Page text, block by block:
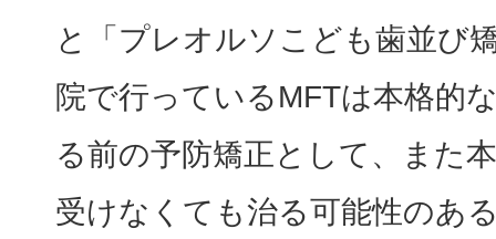
と「プレオルソこども歯並び
院で行っているMFTは本格的
る前の予防矯正として、また
受けなくても治る可能性のあ